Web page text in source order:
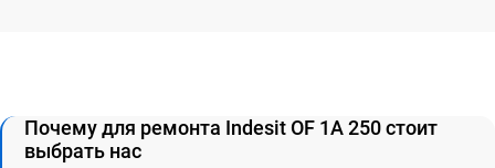
Почему для ремонта Indesit OF 1A 250 стоит
выбрать нас